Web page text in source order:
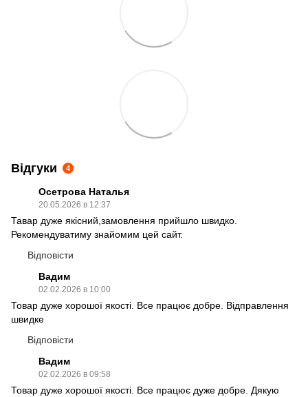
Відгуки 4
Осетрова Наталья
20.05.2026 в 12:37
Тавар дуже якісний,замовлення прийшло швидко.
Рекомендуватиму знайомим цей сайт.
Відповісти
Вадим
02.02.2026 в 10:00
Товар дуже хорошої якості. Все працює добре. Відправлення
швидке
Відповісти
Вадим
02.02.2026 в 09:58
Товар дуже хорошої якості. Все працює дуже добре. Дякую